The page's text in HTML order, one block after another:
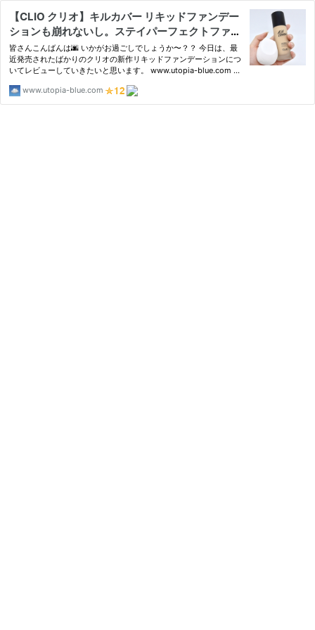
【CLIO クリオ】キルカバー リキッドファンデー
ションも崩れないし。ステイパーフェクトファン
デーション
皆さんこんばんは🌆 いかがお過ごしでしょうか〜？？ 今日は、最
近発売されたばかりのクリオの新作リキッドファンデーションにつ
いてレビューしていきたいと思います。 www.utopia-blue.com w
www.utopia-blue.com